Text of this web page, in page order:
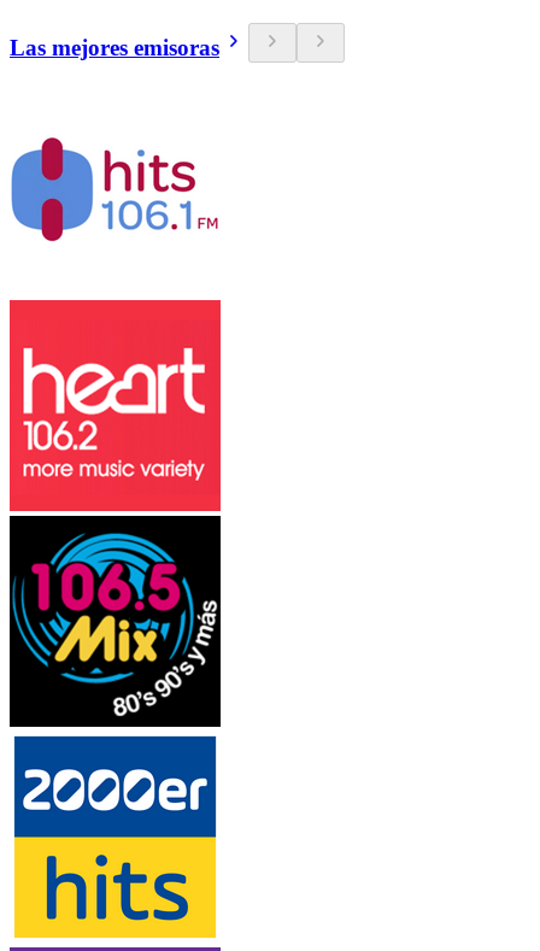
Las mejores emisoras